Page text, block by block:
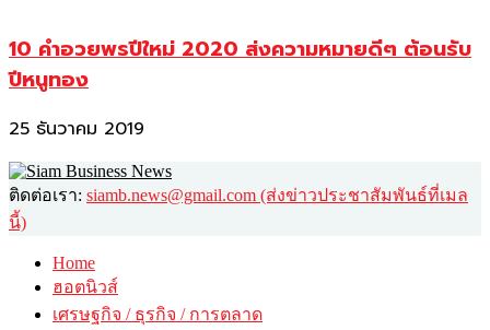
10 คำอวยพรปีใหม่ 2020 ส่งความหมายดีๆ ต้อนรับ
ปีหนูทอง
25 ธันวาคม 2019
ติดต่อเรา: siamb.news@gmail.com (ส่งข่าวประชาสัมพันธ์ที่เมล
นี้)
Home
ฮอตนิวส์
เศรษฐกิจ / ธุรกิจ / การตลาด